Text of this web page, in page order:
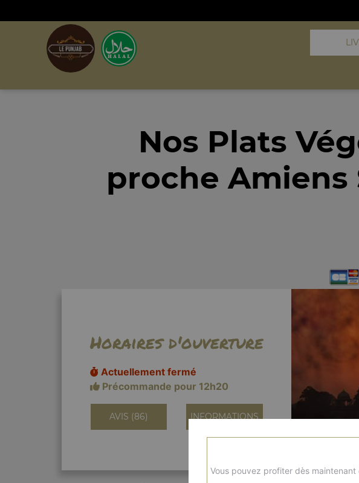
Nos Plats
proche Amiens
Horaires d'ouverture
Actuellement fermé
Précommande pour 12h20
AVIS (86) INFORMATIONS
Vous pouvez profiter dès maintenant